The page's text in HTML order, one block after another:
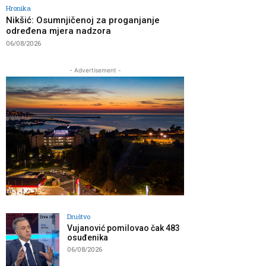
Hronika
Nikšić: Osumnjičenoj za proganjanje
određena mjera nadzora
06/08/2026
- Advertisement -
Društvo
Vujanović pomilovao čak 483
osuđenika
06/08/2026